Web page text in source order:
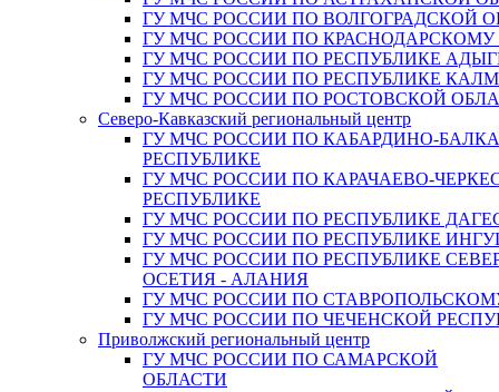
ГУ МЧС РОССИИ ПО ВОЛГОГРАДСКОЙ
ГУ МЧС РОССИИ ПО
ГУ МЧС РОССИИ ПО РЕСПУБЛИКЕ
ГУ МЧС РОССИИ ПО РЕСПУБЛИКЕ
ГУ МЧС РОССИИ ПО РОСТОВСКОЙ
Северо-Кавказский региональный центр
ГУ МЧС РОССИИ ПО КАБАРДИНО-
РЕСПУБЛИКЕ
ГУ МЧС РОССИИ ПО КАРАЧАЕВО-
РЕСПУБЛИКЕ
ГУ МЧС РОССИИ ПО РЕСПУБЛИКЕ
ГУ МЧС РОССИИ ПО РЕСПУБЛИКЕ
ГУ МЧС РОССИИ ПО РЕСПУБЛИКЕ
ОСЕТИЯ - АЛАНИЯ
ГУ МЧС РОССИИ ПО
ГУ МЧС РОССИИ ПО ЧЕЧЕНСКОЙ
Приволжский региональный центр
ГУ МЧС РОССИИ ПО САМАРСКОЙ
ОБЛАСТИ